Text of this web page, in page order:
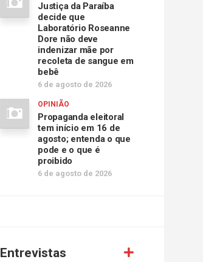
Justiça da Paraíba
decide que
Laboratório Roseanne
Dore não deve
indenizar mãe por
recoleta de sangue em
bebê
6 de agosto de 2026
OPINIÃO
Propaganda eleitoral
tem início em 16 de
agosto; entenda o que
pode e o que é
proibido
6 de agosto de 2026
Entrevistas